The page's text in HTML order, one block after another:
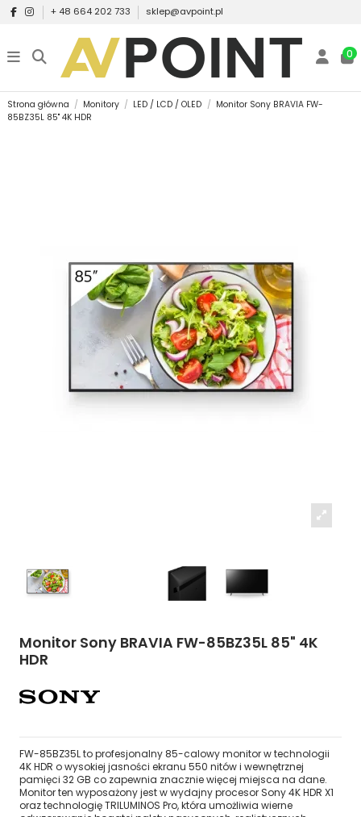
+ 48 664 202 733 sklep@avpoint.pl
0
Strona główna Monitory LED / LCD / OLED
Monitor Sony BRAVIA FW-
85BZ35L 85" 4K HDR
Monitor Sony BRAVIA FW-85BZ35L 85" 4K
HDR
FW-85BZ35L to profesjonalny 85-calowy monitor w technologii
4K HDR o wysokiej jasności ekranu 550 nitów i wewnętrznej
pamięci 32 GB co zapewnia znacznie więcej miejsca na dane.
Monitor ten wyposażony jest w wydajny procesor Sony 4K HDR X1
oraz technologię TRILUMINOS Pro, która umożliwia wierne